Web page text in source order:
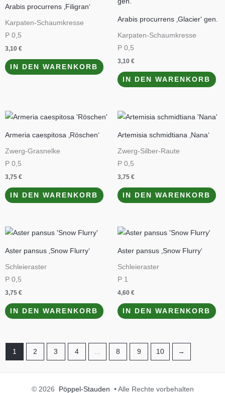
Arabis procurrens ‚Filigran‘
Karpaten-Schaumkresse
P 0,5
3,10 €
IN DEN WARENKORB
Arabis procurrens ‚Glacier‘ gen.
Karpaten-Schaumkresse
P 0,5
3,10 €
IN DEN WARENKORB
Armeria caespitosa ‚Röschen‘
Zwerg-Grasnelke
P 0,5
3,75 €
IN DEN WARENKORB
Artemisia schmidtiana ‚Nana‘
Zwerg-Silber-Raute
P 0,5
3,75 €
IN DEN WARENKORB
Aster pansus ‚Snow Flurry‘
Schleieraster
P 0,5
3,75 €
IN DEN WARENKORB
Aster pansus ‚Snow Flurry‘
Schleieraster
P 1
4,60 €
IN DEN WARENKORB
1 2 3 4 … 8 9 10 →
© 2026 Pöppel-Stauden • Alle Rechte vorbehalten